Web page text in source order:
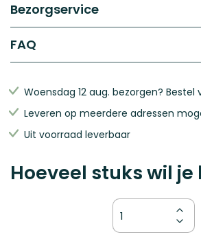
Bezorgservice
FAQ
Woensdag 12 aug. bezorgen? Bestel
Leveren op meerdere adressen
Uit voorraad leverbaar
Hoeveel stuks wil